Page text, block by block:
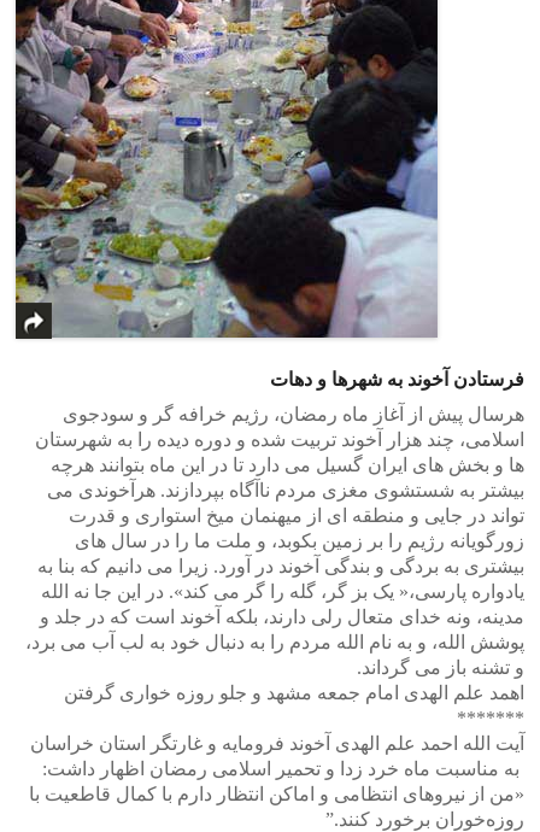
فرستادن آخوند به شهرها و دهات
هرسال پیش از آغاز ماه رمضان، رژیم خرافه گر و سودجوی
اسلامی، چند هزار آخوند تربیت شده و دوره دیده را به شهرستان
ها و بخش های ایران گسیل می دارد تا در این ماه بتوانند هرچه
بیشتر به شستشوی مغزی مردم ناآگاه بپردازند. هرآخوندی می
تواند در جایی و منطقه ای از میهنمان میخ استواری و قدرت
زورگویانه رژیم را بر زمین بکوبد، و ملت ما را در سال های
بیشتری به بردگی و بندگی آخوند در آورد. زیرا می دانیم که بنا به
یادواره پارسی،« یک بز گر، گله را گر می کند». در این جا نه الله
مدینه، ونه خدای متعال رلی دارند، بلکه آخوند است که در جلد و
پوشش الله، و به نام الله مردم را به دنبال خود به لب آب می برد،
و تشنه باز می گرداند.
اهمد علم الهدی امام جمعه مشهد و جلو روزه خواری گرفتن
*******
آیت الله احمد علم الهدی آخوند فرومایه و غارتگر استان خراسان
به مناسبت ماه خرد زدا و تحمیر اسلامی رمضان ‎اظهار داشت:
«من از نیروهای انتظامی و اماکن انتظار دارم با کمال قاطعیت با
روزه‌خوران برخورد کنند.”